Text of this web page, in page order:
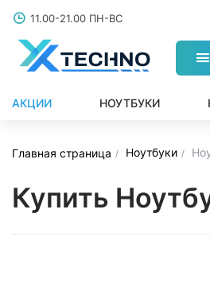
11.00-21.00 ПН-ВС
АКЦИИ НОУТБУКИ
Главная страница Ноутбуки
Купить